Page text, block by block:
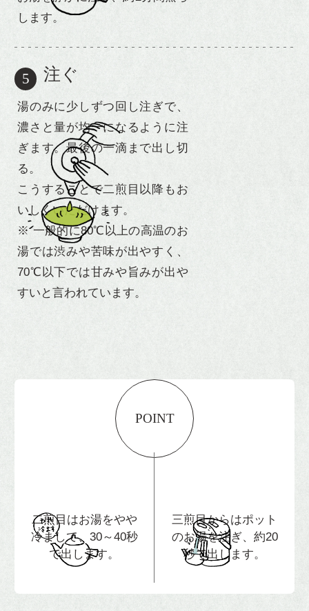
します。
5 注ぐ
湯のみに少しずつ回し注ぎで、
濃さと量が均一になるように注
ぎます。最後の一滴まで出し切
る。
こうすることで二煎目以降もお
いしくいただけます。
※ 一般的に80℃以上の高温のお
湯では渋みや苦味が出やすく、
70℃以下では甘みや旨みが出や
すいと言われています。
POINT
二煎目はお湯をやや
冷まして、 30～40秒
で出します。
三煎目からはポット
のお湯を注ぎ、約20
秒で出します。